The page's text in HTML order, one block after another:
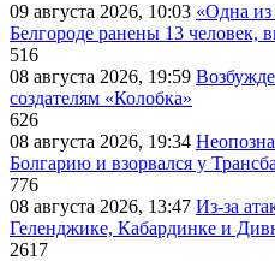
09 августа 2026, 10:03 «Одна
Белгороде ранены 13 человек,
516
08 августа 2026, 19:59
создателям «Колобка»
626
08 августа 2026, 19:34
Болгарию и взорвался у
776
08 августа 2026, 13:47 Из-за
Геленджике, Кабардинке и
2617